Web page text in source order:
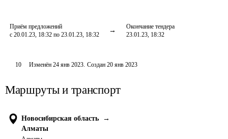
Приём предложений
с 20.01.23, 18:32 по 23.01.23, 18:32
Окончание тендера
23.01.23, 18:32
10 Изменён24 янв 2023. Создан 20 янв 2023
Маршруты и транспорт
Новосибирская область
→
Алматы